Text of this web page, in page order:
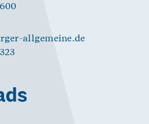
allgemeine.de